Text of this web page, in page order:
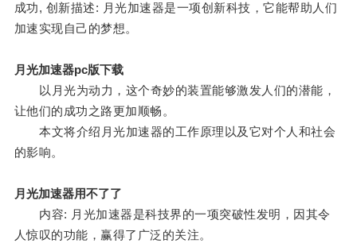
成功, 创新描述: 月光加速器是一项创新科技，它能帮助人们
加速实现自己的梦想。
月光加速器pc版下载
以月光为动力，这个奇妙的装置能够激发人们的潜能，
让他们的成功之路更加顺畅。
本文将介绍月光加速器的工作原理以及它对个人和社会
的影响。
月光加速器用不了了
内容: 月光加速器是科技界的一项突破性发明，因其令
人惊叹的功能，赢得了广泛的关注。